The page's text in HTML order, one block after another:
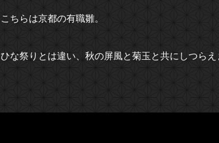
こちらは京都の有職雛。
ひな祭りとは違い、秋の屏風と菊玉と共にしつらえ